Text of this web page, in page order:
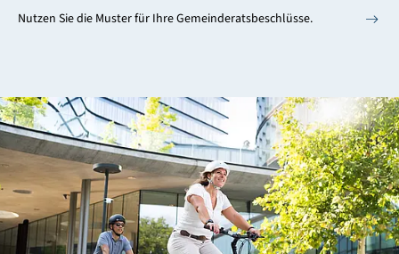
Nutzen Sie die Muster für Ihre Gemeinderatsbeschlüsse.